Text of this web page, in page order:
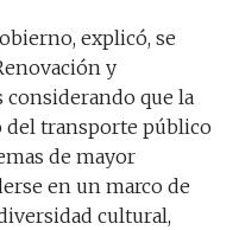
explicó, se
y
considerando que la
transporte público
de mayor
en un marco de
cultural,